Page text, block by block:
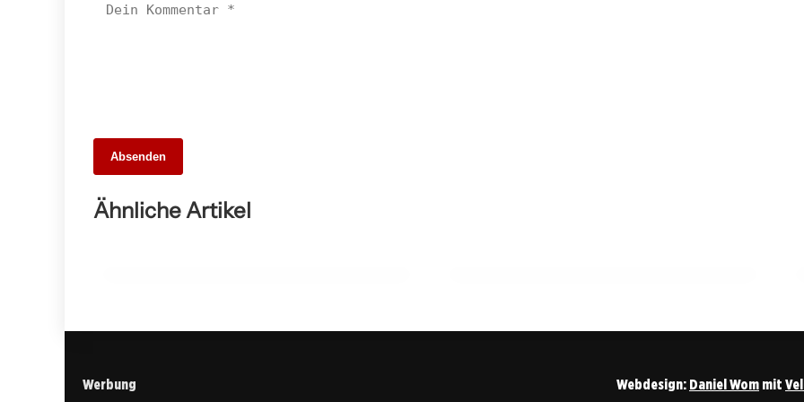
Absenden
Ähnliche Artikel
Turbulente Ereignisse in Ludwigsburg:
Von schweren Unfällen bis zu dreistem
Werbung
Webdesign: Daniel Wom mit